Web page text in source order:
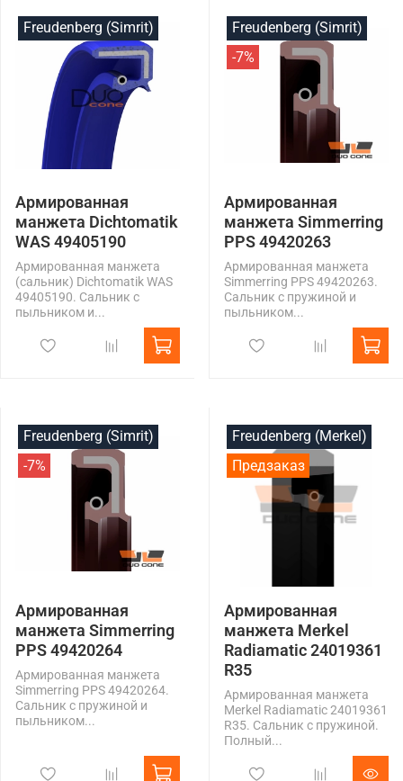
Freudenberg (Simrit)
Армированная
манжета Dichtomatik
WAS 49405190
Армированная манжета
(сальник) Dichtomatik WAS
49405190. Сальник с
пыльником и...
Freudenberg (Simrit)
-7%
Армированная
манжета Simmerring
PPS 49420263
Армированная манжета
Simmerring PPS 49420263.
Сальник с пружиной и
пыльником...
Freudenberg (Simrit)
-7%
Армированная
манжета Simmerring
PPS 49420264
Армированная манжета
Simmerring PPS 49420264.
Сальник с пружиной и
пыльником...
Freudenberg (Merkel)
Предзаказ
Армированная
манжета Merkel
Radiamatic 24019361
R35
Армированная манжета
Merkel Radiamatic 24019361
R35. Сальник с пружиной.
Полный...